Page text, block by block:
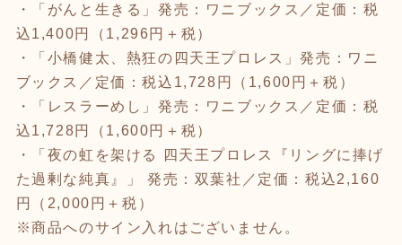
・「がんと生きる」発売：ワニブックス／定価：税
込1,400円（1,296円＋税）
・「小橋健太、熱狂の四天王プロレス」発売：ワニ
ブックス／定価：税込1,728円（1,600円＋税）
・「レスラーめし」発売：ワニブックス／定価：税
込1,728円（1,600円＋税）
・「夜の虹を架ける 四天王プロレス『リングに捧げ
た過剰な純真』」 発売：双葉社／定価：税込2,160
円（2,000円＋税）
※商品へのサイン入れはございません。